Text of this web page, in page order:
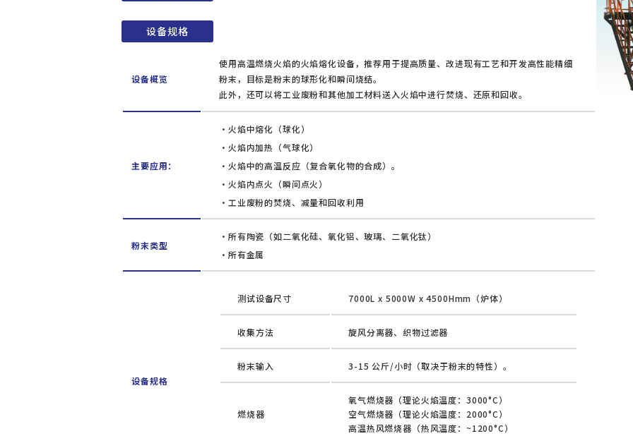
设备规格
设备概览
使用高温燃烧火焰的火焰熔化设备，推荐用于提高质量、改进现有工艺和开发高性能精细
粉末，目标是粉末的球形化和瞬间烧结。
此外，还可以将工业废粉和其他加工材料送入火焰中进行焚烧、还原和回收。
主要应用：
火焰中熔化（球化）
火焰内加热（气球化）
火焰中的高温反应（复合氧化物的合成）。
火焰内点火（瞬间点火）
工业废粉的焚烧、减量和回收利用
粉末类型
所有陶瓷（如二氧化硅、氧化铝、玻璃、二氧化钛）
所有金属
设备规格
测试设备尺寸 7000L x 5000W x 4500Hmm（炉体）
收集方法 旋风分离器、织物过滤器
粉末输入 3-15 公斤/小时（取决于粉末的特性）。
燃烧器
氧气燃烧器（理论火焰温度：3000°C）
空气燃烧器（理论火焰温度：2000°C）
高温热风燃烧器（热风温度：~1200°C）